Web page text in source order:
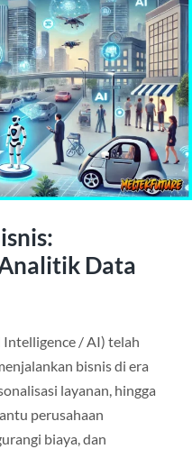
Data
/ AI) telah
bisnis di era
layanan, hingga
perusahaan
biaya, dan